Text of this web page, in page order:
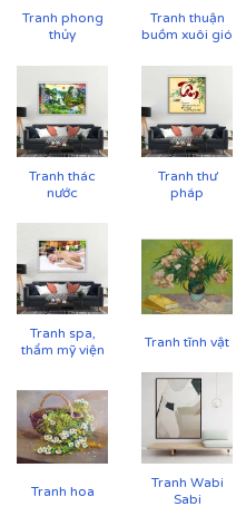
Tranh phong
thủy
Tranh thuận
buồm xuôi gió
Tranh thác
nước
Tranh thư
pháp
Tranh spa,
thẩm mỹ viện
Tranh tĩnh vật
Tranh hoa
Tranh Wabi
Sabi